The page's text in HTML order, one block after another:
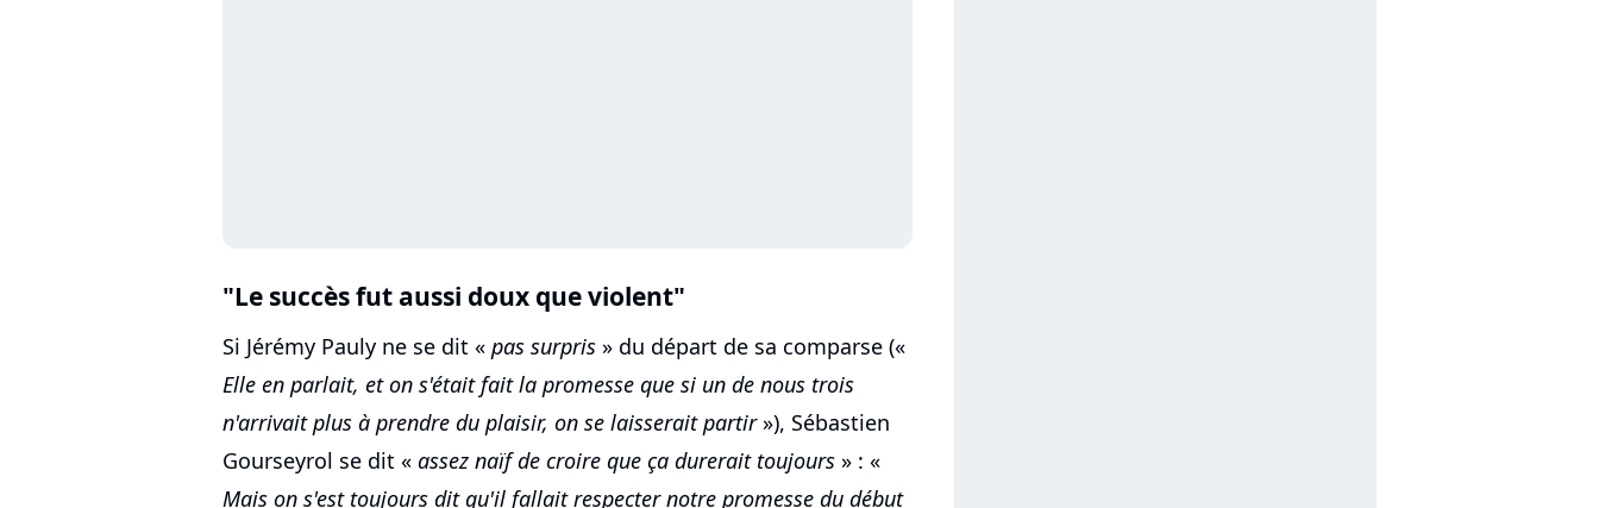
"Le succès fut aussi doux que violent"
Si Jérémy Pauly ne se dit « pas surpris » du départ de sa comparse («
Elle en parlait, et on s'était fait la promesse que si un de nous trois
n'arrivait plus à prendre du plaisir, on se laisserait partir»), Sébastien
Gourseyrol se dit « assez naïf de croire que ça durerait toujours » : «
Mais on s'est toujours dit qu'il fallait respecter notre promesse du début